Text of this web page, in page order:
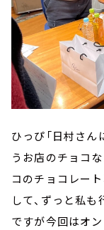
ひっぴ「日村さ
うお店のチョコ
コのチョコレー
して、ずっと私
ですが今回はオン